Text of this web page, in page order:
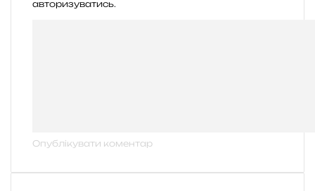
авторизуватись.